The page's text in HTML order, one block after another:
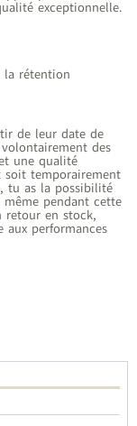
exceptionnelle.
la rétention
de leur date de
des
une qualité
temporairement
tu as la possibilité
pendant cette
retour en stock,
aux performances